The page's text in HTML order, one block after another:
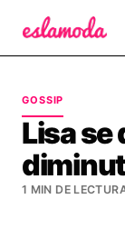
GOSSIP
Lisa se
1 MIN DE